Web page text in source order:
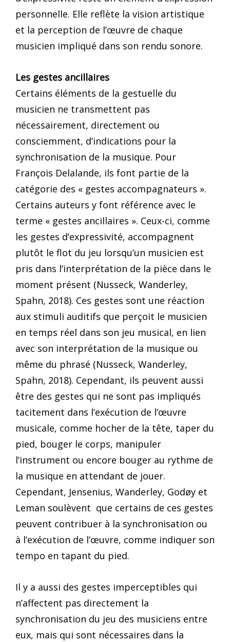
personnelle. Elle reflète la vision artistique
et la perception de l’œuvre de chaque
musicien impliqué dans son rendu sonore.
Les gestes ancillaires
Certains éléments de la gestuelle du
musicien ne transmettent pas
nécessairement, directement ou
consciemment, d’indications pour la
synchronisation de la musique. Pour
François Delalande, ils font partie de la
catégorie des « gestes accompagnateurs ».
Certains auteurs y font référence avec le
terme « gestes ancillaires ». Ceux-ci, comme
les gestes d’expressivité, accompagnent
plutôt le flot du jeu lorsqu’un musicien est
pris dans l’interprétation de la pièce dans le
moment présent (Nusseck, Wanderley,
Spahn, 2018). Ces gestes sont une réaction
aux stimuli auditifs que perçoit le musicien
en temps réel dans son jeu musical, en lien
avec son interprétation de la musique ou
même du phrasé (Nusseck, Wanderley,
Spahn, 2018). Cependant, ils peuvent aussi
être des gestes qui ne sont pas impliqués
tacitement dans l’exécution de l’œuvre
musicale, comme hocher de la tête, taper du
pied, bouger le corps, manipuler
l’instrument ou encore bouger au rythme de
la musique en attendant de jouer.
Cependant, Jensenius, Wanderley, Godøy et
Leman soulèvent que certains de ces gestes
peuvent contribuer à la synchronisation ou
à l’exécution de l’œuvre, comme indiquer son
tempo en tapant du pied.
Il y a aussi des gestes imperceptibles qui
n’affectent pas directement la
synchronisation du jeu des musiciens entre
eux, mais qui sont nécessaires dans la